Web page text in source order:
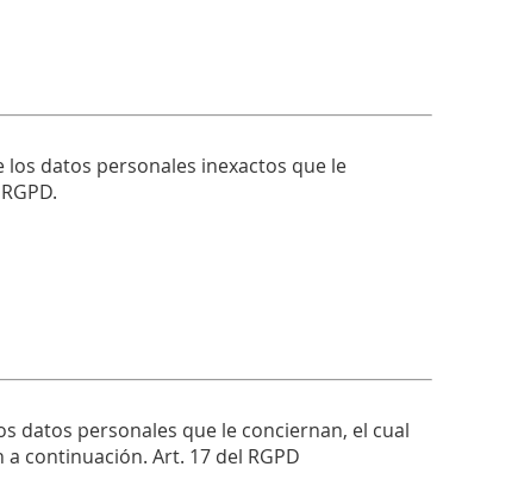
datos personales inexactos que le
datos personales que le conciernan, el cual
continuación. Art. 17 del RGPD